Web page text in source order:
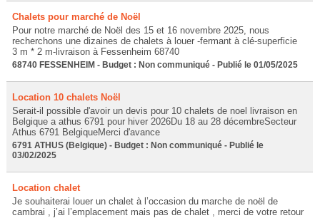
Chalets pour marché de Noël
Pour notre marché de Noël des 15 et 16 novembre 2025, nous
recherchons une dizaines de chalets à louer -fermant à clé-superficie
3 m * 2 m-livraison à Fessenheim 68740
68740 FESSENHEIM - Budget : Non communiqué - Publié le 01/05/2025
Location 10 chalets Noël
Serait-il possible d'avoir un devis pour 10 chalets de noel livraison en
Belgique a athus 6791 pour hiver 2026Du 18 au 28 décembreSecteur
Athus 6791 BelgiqueMerci d'avance
6791 ATHUS (Belgique) - Budget : Non communiqué - Publié le
03/02/2025
Location chalet
Je souhaiterai louer un chalet à l’occasion du marche de noël de
cambrai , j’ai l’emplacement mais pas de chalet , merci de votre retour